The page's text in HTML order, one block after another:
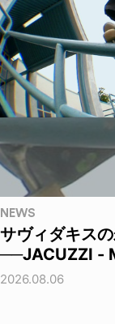
NEWS
サヴィダキス
──JACUZZI -
2026.08.06